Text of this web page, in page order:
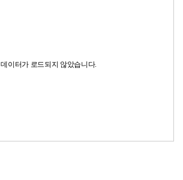
데이터가 로드되지 않았습니다.